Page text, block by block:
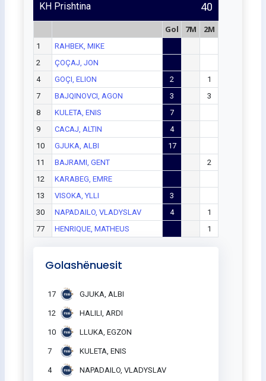
KH Prishtina 40
Gol 7M 2M
1
RAHBEK, MIKE
2
ÇOÇAJ, JON
4
GOÇI, ELION 2
1
7
BAJQINOVCI, AGON 3
3
8
KULETA, ENIS
7
9
CACAJ, ALTIN
4
10
GJUKA, ALBI
17
11
BAJRAMI, GENT
2
12
KARABEG, EMRE
13
VISOKA, YLLI
3
30
NAPADAILO, VLADYSLAV 4
1
77
HENRIQUE, MATHEUS 1
Golashënuesit
17 GJUKA, ALBI
12 HALILI, ARDI
10 LLUKA, EGZON
7 KULETA, ENIS
4 NAPADAILO, VLADYSLAV